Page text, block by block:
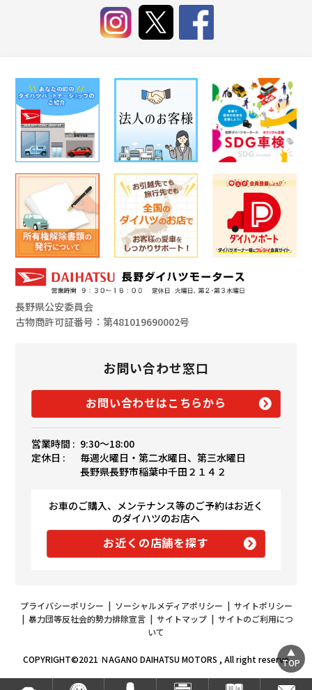
長野県公安委員会
古物商許可証番号：第481019690002号
お問い合わせ窓口
お問い合わせはこちらから
営業時間 : 9:30〜18:00
定休日 :
毎週火曜日・第二水曜日、第三水曜日
長野県長野市稲葉中千田２１４２
お車のご購入、メンテナンス等のご予約はお近く
のダイハツのお店へ
お近くの店舗を探す
プライバシーポリシー | ソーシャルメディアポリシー | サイトポリシー
| 暴力団等反社会的勢力排除宣言| サイトマップ| サイトのご利用につ
いて
COPYRIGHT©2021 ＮAGANO DAIHATSU MOTORS , All right reserveTOP